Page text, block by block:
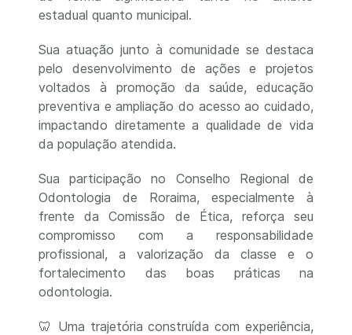
estadual quanto municipal.
Sua atuação junto à comunidade se destaca
pelo desenvolvimento de ações e projetos
voltados à promoção da saúde, educação
preventiva e ampliação do acesso ao cuidado,
impactando diretamente a qualidade de vida
da população atendida.
Sua participação no Conselho Regional de
Odontologia de Roraima, especialmente à
frente da Comissão de Ética, reforça seu
compromisso com a responsabilidade
profissional, a valorização da classe e o
fortalecimento das boas práticas na
odontologia.
🦷 Uma trajetória construída com experiência,